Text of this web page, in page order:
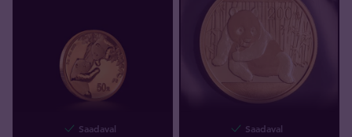
Saadaval Saadaval